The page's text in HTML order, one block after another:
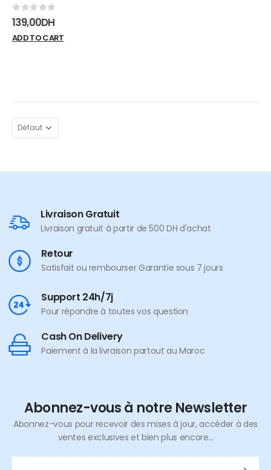
0sur 5
139,00DH
ADD TO CART
Livraison Gratuit
Livraison gratuit à partir de 500 DH d'achat
Retour
Satisfait ou rembourser Garantie sous 7 jours
Support 24h/7j
Pour répondre à toutes vos question
Cash On Delivery
Paiement à la livraison partout au Maroc
Abonnez-vous à notre Newsletter
Abonnez-vous pour recevoir des mises à jour, accéder à des
ventes exclusives et bien plus encore...